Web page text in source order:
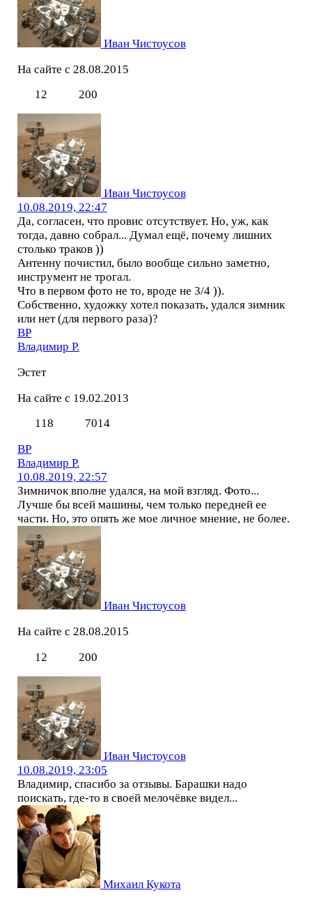
Иван Чистоусов
На сайте с 28.08.2015
12
200
Иван Чистоусов
10.08.2019, 22:47
Да, согласен, что провис отсутствует. Но, уж, как
тогда, давно собрал... Думал ещё, почему лишних
столько траков ))
Антенну почистил, было вообще сильно заметно,
инструмент не трогал.
Что в первом фото не то, вроде не 3/4 )).
Собственно, художку хотел показать, удался зимник
или нет (для первого раза)?
ВР
Владимир Р.
Эстет
На сайте с 19.02.2013
118
7014
ВР
Владимир Р.
10.08.2019, 22:57
Зимничок вполне удался, на мой взгляд. Фото...
Лучше бы всей машины, чем только передней ее
части. Но, это опять же мое личное мнение, не более.
Иван Чистоусов
На сайте с 28.08.2015
12
200
Иван Чистоусов
10.08.2019, 23:05
Владимир, спасибо за отзывы. Барашки надо
поискать, где-то в своей мелочёвке видел...
Михаил Кукота